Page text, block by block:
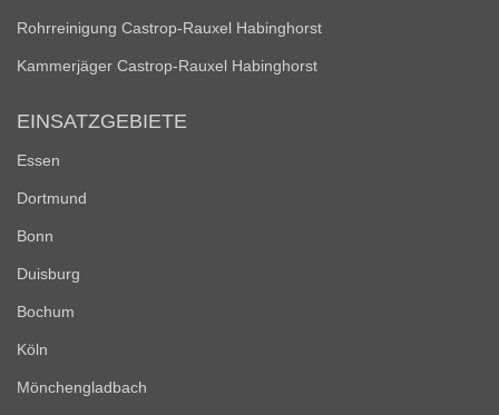
Rohrreinigung Castrop-Rauxel Habinghorst
Kammerjäger Castrop-Rauxel Habinghorst
EINSATZGEBIETE
Essen
Dortmund
Bonn
Duisburg
Bochum
Köln
Mönchengladbach